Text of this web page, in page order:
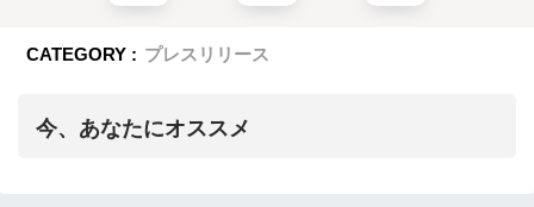
CATEGORY : プレスリリース
今、あなたにオススメ